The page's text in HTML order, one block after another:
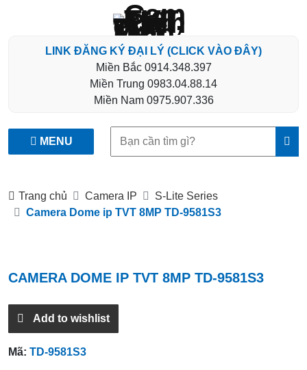
LINK ĐĂNG KÝ ĐẠI LÝ (CLICK VÀO ĐÂY)
Miền Bắc 0914.348.397
Miền Trung 0983.04.88.14
Miền Nam 0975.907.336
MENU
kiếm:
Trang chủ Camera IP
S-Lite Series
Camera Dome ip TVT 8MP TD-9581S3
CAMERA DOME IP TVT 8MP TD-9581S3
Add to wishlist
Mã: TD-9581S3